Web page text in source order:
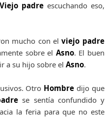
Viejo padreescuchando eso,
mucho con elviejo padre
sobre el Asno. El buen
a su hijo sobre elAsno.
Otro Hombre dijo que
se sentía confundido y
la feria para que no este